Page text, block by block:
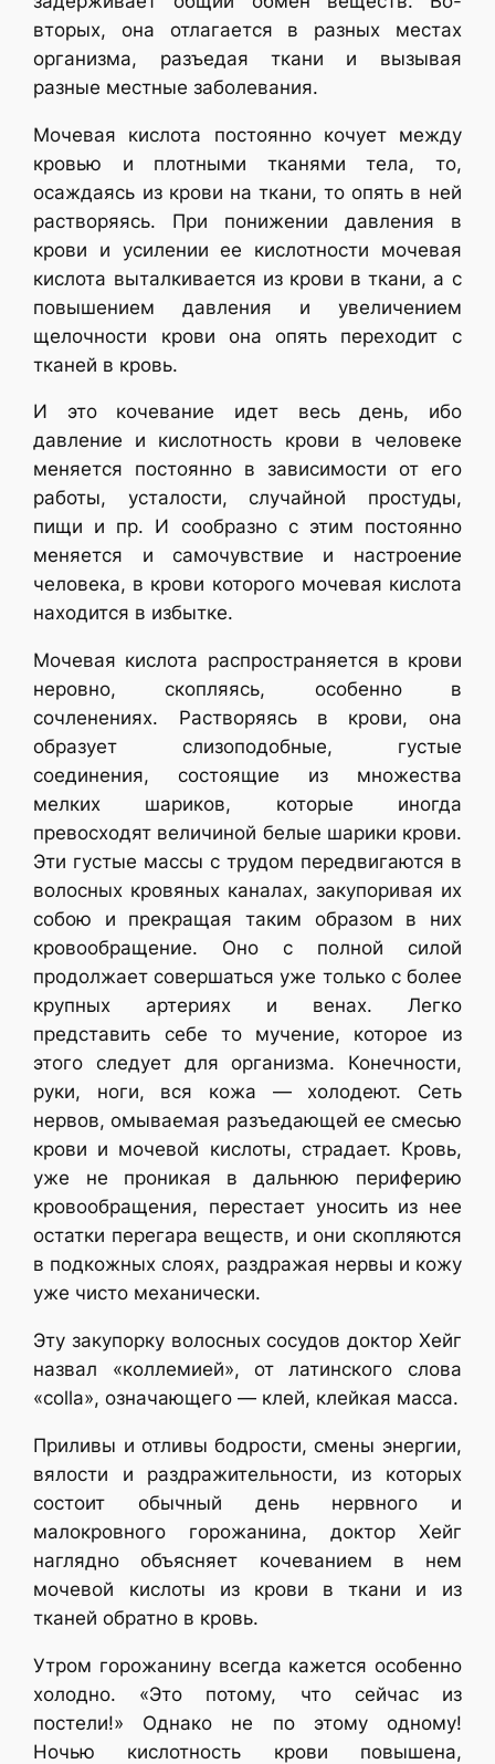
вторых, она отлагается в разных местах
организма, разъедая ткани и вызывая
разные местные заболевания.
Мочевая кислота постоянно кочует между
кровью и плотными тканями тела, то,
осаждаясь из крови на ткани, то опять в ней
растворяясь. При понижении давления в
крови и усилении ее кислотности мочевая
кислота выталкивается из крови в ткани, а с
повышением давления и увеличением
щелочности крови она опять переходит с
тканей в кровь.
И это кочевание идет весь день, ибо
давление и кислотность крови в человеке
меняется постоянно в зависимости от его
работы, усталости, случайной простуды,
пищи и пр. И сообразно с этим постоянно
меняется и самочувствие и настроение
человека, в крови которого мочевая кислота
находится в избытке.
Мочевая кислота распространяется в крови
неровно, скопляясь, особенно в
сочленениях. Растворяясь в крови, она
образует слизоподобные, густые
соединения, состоящие из множества
мелких шариков, которые иногда
превосходят величиной белые шарики крови.
Эти густые массы с трудом передвигаются в
волосных кровяных каналах, закупоривая их
собою и прекращая таким образом в них
кровообращение. Оно с полной силой
продолжает совершаться уже только с более
крупных артериях и венах. Легко
представить ceбе то мучение, которое из
этого следует для организма. Конечности,
руки, ноги, вся кожа — холодеют. Сеть
нервов, омываемая разъедающей ее смесью
крови и мочевой кислоты, страдает. Кровь,
уже не проникая в дальнюю периферию
кровообращения, перестает уносить из нее
остатки перегара веществ, и они скопляются
в подкожных слоях, раздражая нервы и кожу
уже чисто механически.
Эту закупорку волосных сосудов доктор Хейг
назвал «коллемией», от латинского слова
«colla», означающего — клей, клейкая масса.
Приливы и отливы бодрости, смены энергии,
вялости и раздражительности, из которых
состоит обычный день нервного и
малокровного горожанина, доктор Хейг
наглядно объясняет кочеванием в нем
мочевой кислоты из крови в ткани и из
тканей обратно в кровь.
Утром горожанину всегда кажется особенно
холодно. «Это потому, что сейчас из
постели!» Однако не по этому одному!
Ночью кислотность крови повышена,